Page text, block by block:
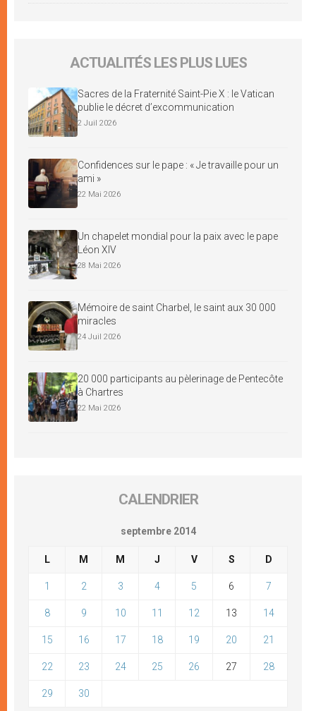
ACTUALITÉS LES PLUS LUES
Sacres de la Fraternité Saint-Pie X : le Vatican
publie le décret d’excommunication
2 Juil 2026
Confidences sur le pape : « Je travaille pour un
ami »
22 Mai 2026
Un chapelet mondial pour la paix avec le pape
Léon XIV
28 Mai 2026
Mémoire de saint Charbel, le saint aux 30 000
miracles
24 Juil 2026
20 000 participants au pèlerinage de Pentecôte
à Chartres
22 Mai 2026
CALENDRIER
septembre 2014
L M M J V S D
1 2 3 4 5 6 7
8 9 10 11 12 13 14
15 16 17 18 19 20 21
22 23 24 25 26 27 28
29 30